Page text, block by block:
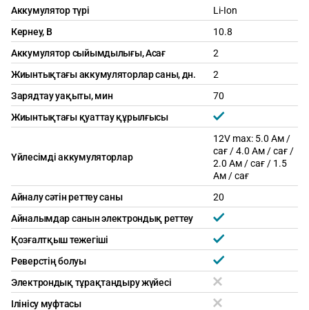
Аккумулятор түрі
Li-Ion
Кернеу, В
10.8
Аккумулятор сыйымдылығы, Aсағ
2
Жиынтықтағы аккумуляторлар саны, дн.
2
Зарядтау уақыты, мин
70
Жиынтықтағы қуаттау құрылғысы
Үйлесімді аккумуляторлар
12V max: 5.0 Ам /
сағ / 4.0 Ам / сағ /
2.0 Ам / сағ / 1.5
Ам / сағ
Айналу сәтін реттеу саны
20
Айналымдар санын электрондық реттеу
Қозғалтқыш тежегіші
Реверстің болуы
Электрондық тұрақтандыру жүйесі
Ілінісу муфтасы